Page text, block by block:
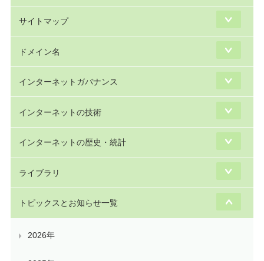
サイトマップ
ドメイン名
インターネットガバナンス
インターネットの技術
インターネットの歴史・統計
ライブラリ
トピックスとお知らせ一覧
2026年